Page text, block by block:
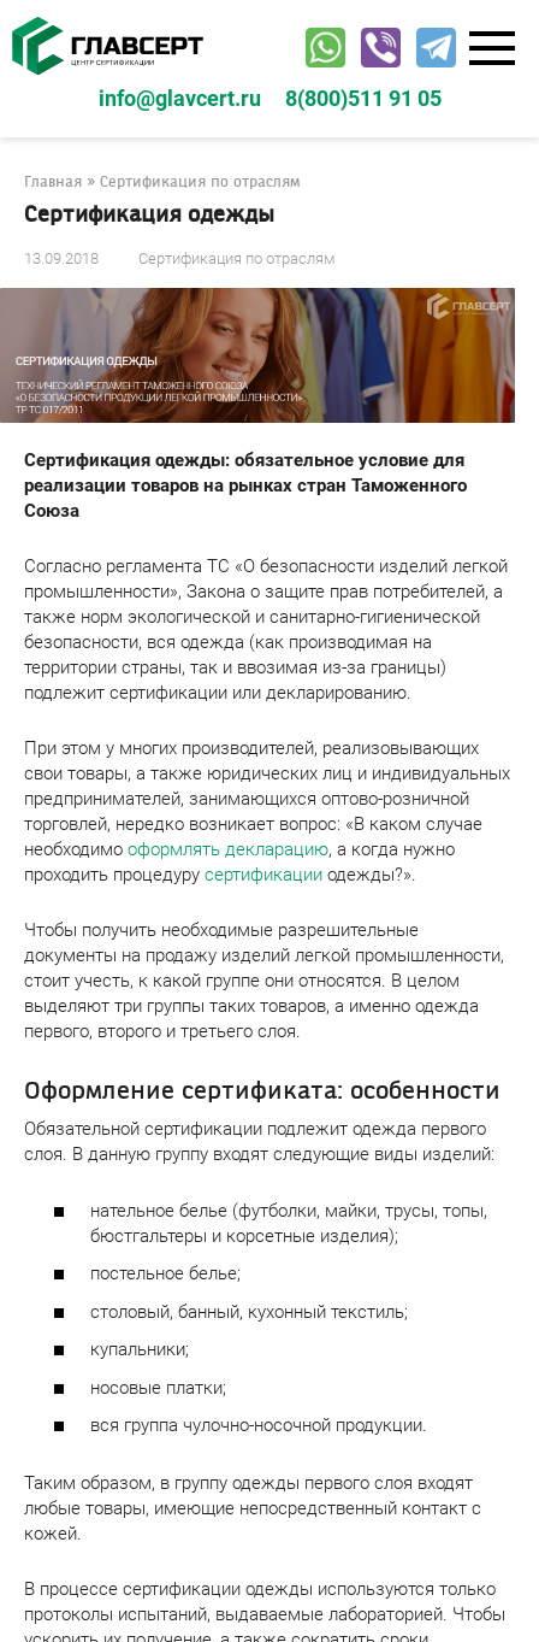
Перейти
контенту
info@glavcert.ru 8(800)511 91 05
Главная » Сертификация по отраслям
Сертификация одежды
13.09.2018 Сертификация по отраслям
Сертификация одежды: обязательное условие для
реализации товаров на рынках стран Таможенного
Союза
Согласно регламента ТС «О безопасности изделий легкой
промышленности», Закона о защите прав потребителей, а
также норм экологической и санитарно-гигиенической
безопасности, вся одежда (как производимая на
территории страны, так и ввозимая из-за границы)
подлежит сертификации или декларированию.
При этом у многих производителей, реализовывающих
свои товары, а также юридических лиц и индивидуальных
предпринимателей, занимающихся оптово-розничной
торговлей, нередко возникает вопрос: «В каком случае
необходимо оформлять декларацию, а когда нужно
проходить процедуру сертификации одежды?».
Чтобы получить необходимые разрешительные
документы на продажу изделий легкой промышленности,
стоит учесть, к какой группе они относятся. В целом
выделяют три группы таких товаров, а именно одежда
первого, второго и третьего слоя.
Оформление сертификата: особенности
Обязательной сертификации подлежит одежда первого
слоя. В данную группу входят следующие виды изделий:
нательное белье (футболки, майки, трусы, топы,
бюстгальтеры и корсетные изделия);
постельное белье;
столовый, банный, кухонный текстиль;
купальники;
носовые платки;
вся группа чулочно-носочной продукции.
Таким образом, в группу одежды первого слоя входят
любые товары, имеющие непосредственный контакт с
кожей.
В процессе сертификации одежды используются только
протоколы испытаний, выдаваемые лабораторией. Чтобы